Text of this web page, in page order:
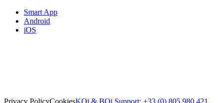
Smart App
Android
iOS
Privacy PolicyCookiesKQi & BQi Support: +33 (0) 805 980 421